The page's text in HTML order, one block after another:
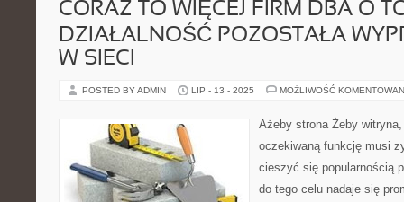
CORAZ TO WIĘCEJ FIRM DBA O
DZIAŁALNOŚĆ POZOSTAŁA
W SIECI
POSTED BY ADMIN LIP - 13 - 2025 MOŻLIWOŚĆ
Ażeby strona Żeby witryna,
oczekiwaną funkcję musi
cieszyć się popularnością
do tego celu nadaje się